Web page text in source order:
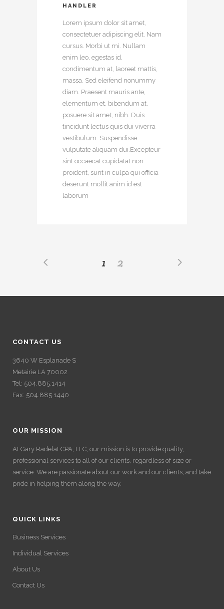
HANDLER
Lorem ipsum dolor sit amet,
consectetuer adipiscing elit. Nam
cursus. Morbi ut mi. Nullam
enim leo, egestas id,
condimentum at, laoreet mattis,
massa. Sed eleifend nonummy
diam. Praesent mauris ante,
elementum et, bibendum at,
posuere sit amet, nibh. Duis
tincidunt lectus quis dui viverra
vestibulum. Suspendisse
vulputate aliquam dui.Excepteur
sint occaecat cupidatat non
proident, sunt in culpa qui officia
deserunt mollit anim id est
laborum
1 2
CONTACT US
3640 W Esplanade S
Metairie LA 70002
Tel: 504.885.1414
Fax: 504.885.1440
OUR MISSION
At Gary Radelat CPA, LLC, our mission is to provide quality,
professional services to all of our clients, regardless of size or
service. We are passionate about our work and our clients, and take
pride in helping them along the way.
QUICK LINKS
Business Services
Individual Services
About Us
Contact Us